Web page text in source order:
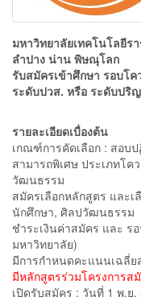
มหาวิทยาลัยเทคโนโลยีร
ลำปาง น่าน พิษณุโลก
รับสมัครเข้าศึกษา รอบโ
ระดับปวส. หรือ ระดับปริ
รายละเอียดเบื่องต้น
เกณฑ์การคัดเลือก : สอบ
สามารถพิเศษ ประเภทโ
วัฒนธรรม
สมัครเลือกหลักสูตร และ
นักศึกษา, ศิลปวัฒนธรรม
ชำระเงินค่าสมัคร และ ร
มหาวิทยาลัย)
มีการกำหนดคะแนนเฉลี่ย
มีหลักสูตรร่วมโครงการส
เปิดรับสมัคร : วันที่ 1 พ.ย.